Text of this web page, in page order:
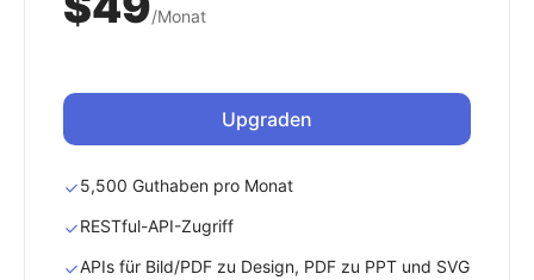
/Monat
Upgraden
5,500 Guthaben pro Monat
RESTful-API-Zugriff
APIs für Bild/PDF zu Design, PDF zu PPT und SVG